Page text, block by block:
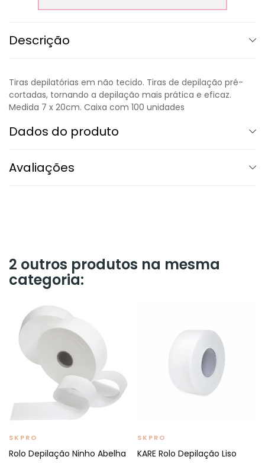
Descrição
Tiras depilatórias em não tecido. Tiras de depilação pré-
cortadas, tornando a depilação mais prática e eficaz.
Medida 7 x 20cm. Caixa com 100 unidades
Dados do produto
Avaliações
2 outros produtos na mesma
categoria:
SKPRO
Rolo Depilação Ninho Abelha
SKPRO
KARE Rolo Depilação Liso